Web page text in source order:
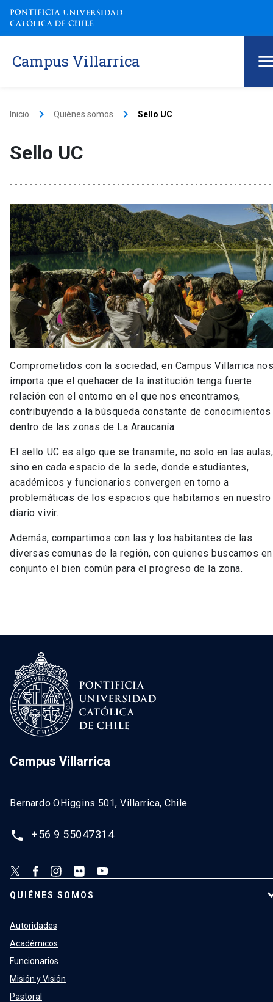
Campus Villarrica
Inicio keyboard_arrow_right Quiénes somos keyboard_arrow_right Sello UC
Sello UC
Comprometidos con la sociedad, en Campus Villarrica
importa que el quehacer de la institución tenga fuerte
relación con el entorno en el que nos encontramos,
contribuyendo a la búsqueda constante de conocimientos
dentro de las zonas de La Araucanía.
El sello UC es algo que se transmite, no solo en las aulas,
sino en cada espacio de la sede, donde estudiantes,
académicos y funcionarios convergen en torno a
problemáticas de los espacios que habitamos en nuestro
diario vivir.
Además, compartimos con las y los habitantes de las
diversas comunas de la región, con quienes buscamos en
conjunto el bien común para el progreso de la zona.
Campus Villarrica
Bernardo OHiggins 501, Villarrica, Chile
phone +56 9 55047314
QUIÉNES SOMOS
Autoridades
Académicos
Funcionarios
Misión y Visión
Pastoral